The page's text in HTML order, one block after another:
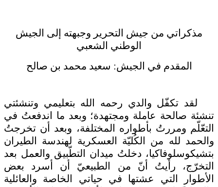
مذكراتي من جيش التحرير وجبهته إلى الجيش
الوطني الشعبي
المقدم في الجيش: سعيد محمد بن صالح
لقد تكفّل والدي رحمه الله بتعليمي وتنشئتي
تنشئة صالحة عاملة ومجتهدة؛ وبعد ما اندفعتُ في
التعّلّم ومررتُ بأطواره المختلفة، وبعد أن تخرجتُ
والحمد لله من الكُليّة العسكرية لهندسة الطيران
بتشيكوسلوفاكيا، دخلتُ ميدان التطّبيق والعمل بعد
التخرّج، رأيتُ أنّ من الطبيعيّ أن أسرد بعض
الأطوار التي عشتها في حياتي الخاصة والعائلية